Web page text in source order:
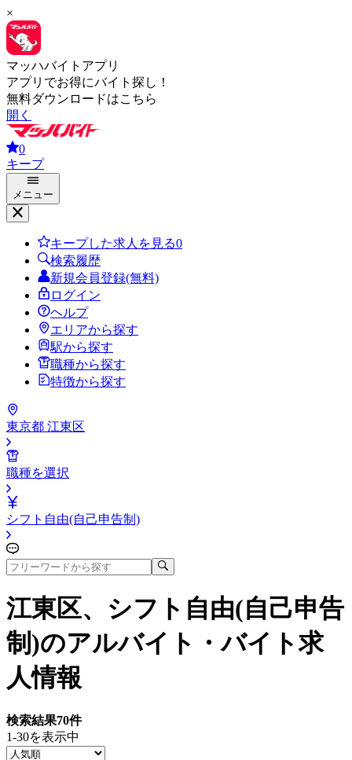
×
マッハバイトアプリ
アプリでお得にバイト探し！
無料ダウンロードはこちら
開く
0
キープ
メニュー
キープした求人を見る0
検索履歴
新規会員登録(無料)
ログイン
ヘルプ
エリアから探す
駅から探す
職種から探す
特徴から探す
東京都 江東区
職種を選択
シフト自由(自己申告制)
江東区、シフト自由(自己申告
制)のアルバイト・バイト求
人情報
検索結果70件
1-30を表示中